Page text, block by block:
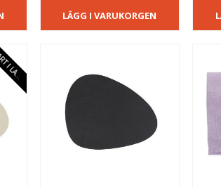
LÄGG I VARUKORGEN
G
R